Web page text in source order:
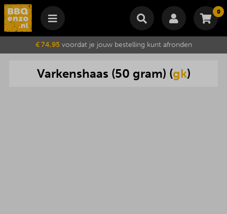
0
Winkelmand
Je winkelwagen is momenteel leeg.
Subtotaal €
Wijzig winkelmand Bestellen
€ 74,95voordat je jouw bestelling kunt afronden
Varkenshaas (50 gram) (gk)